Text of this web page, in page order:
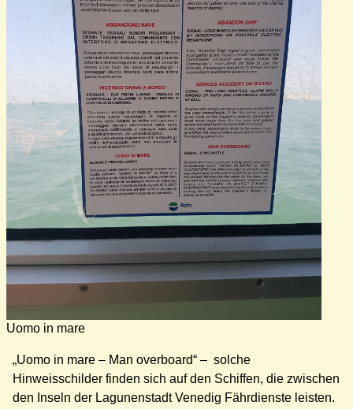
Uomo in mare
„Uomo in mare – Man overboard“ – solche
Hinweisschilder finden sich auf den Schiffen, die zwischen
den Inseln der Lagunenstadt Venedig Fährdienste leisten.